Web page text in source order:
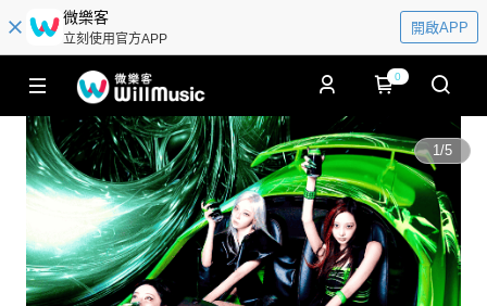
微樂客
立刻使用官方APP
開啟APP
0
1/5